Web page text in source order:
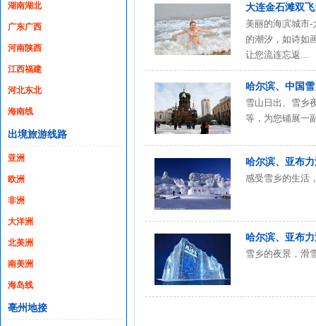
湖南湖北
广东广西
河南陕西
江西福建
河北东北
海南线
出境旅游线路
亚洲
欧洲
非洲
大洋洲
北美洲
南美洲
海岛线
亳州地接
大连金石滩双
美丽的海滨城市
的潮汐，如诗如
让您流连忘返…
哈尔滨、中国
雪山日出、雪乡
等，为您铺展一
哈尔滨、亚布
感受雪乡的生活
哈尔滨、亚布
雪乡的夜景，滑